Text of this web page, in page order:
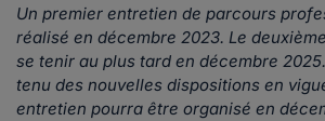
Un premier entretien de parcours
réalisé en décembre 2023. Le
se tenir au plus tard en décembre
tenu des nouvelles dispositions en
entretien pourra être organisé en